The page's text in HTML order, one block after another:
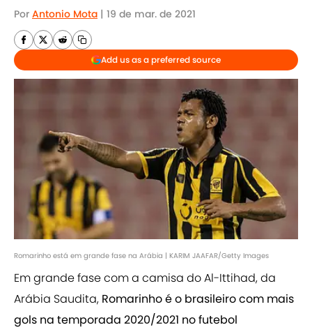
Por Antonio Mota | 19 de mar. de 2021
Add us as a preferred source
Romarinho está em grande fase na Arábia | KARIM JAAFAR/Getty Images
Em grande fase com a camisa do Al-Ittihad, da
Arábia Saudita, Romarinho é o brasileiro com mais
gols na temporada 2020/2021 no futebol